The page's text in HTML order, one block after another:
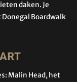
daken. Je
Boardwalk
Malin Head, het